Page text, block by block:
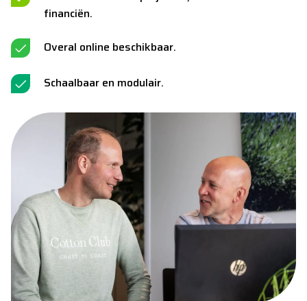
financiën.
Overal online beschikbaar.
Schaalbaar en modulair.